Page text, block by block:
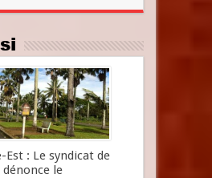
Est : Le syndicat de
le